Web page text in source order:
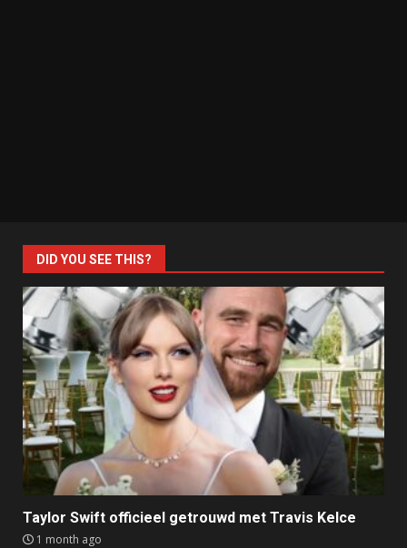
DID YOU SEE THIS?
Taylor Swift officieel getrouwd met Travis Kelce
1 month ago